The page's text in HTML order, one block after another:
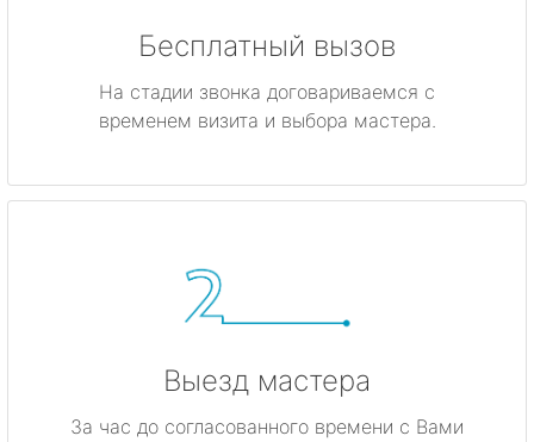
Бесплатный вызов
На стадии звонка договариваемся с
временем визита и выбора мастера.
Выезд мастера
За час до согласованного времени с Вами